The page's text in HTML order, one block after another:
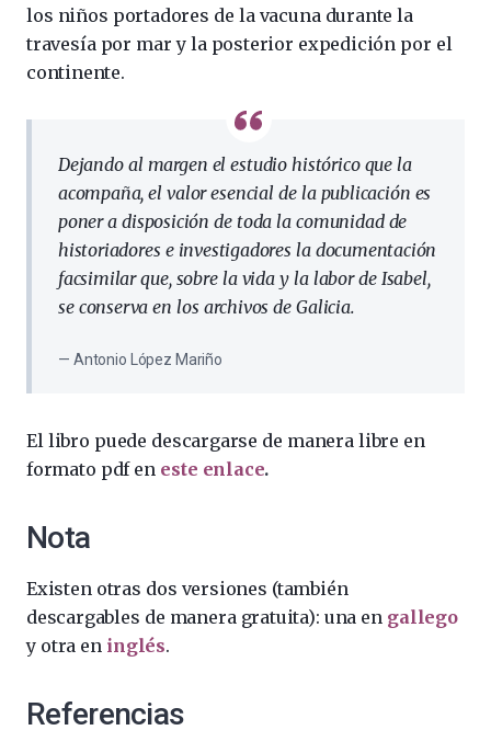
los niños portadores de la vacuna durante la
travesía por mar y la posterior expedición por el
continente.
Dejando al margen el estudio histórico que la
acompaña, el valor esencial de la publicación es
poner a disposición de toda la comunidad de
historiadores e investigadores la documentación
facsimilar que, sobre la vida y la labor de Isabel,
se conserva en los archivos de Galicia.
Antonio López Mariño
El libro puede descargarse de manera libre en
formato pdf en este enlace.
Nota
Existen otras dos versiones (también
descargables de manera gratuita): una en gallego
y otra en inglés.
Referencias